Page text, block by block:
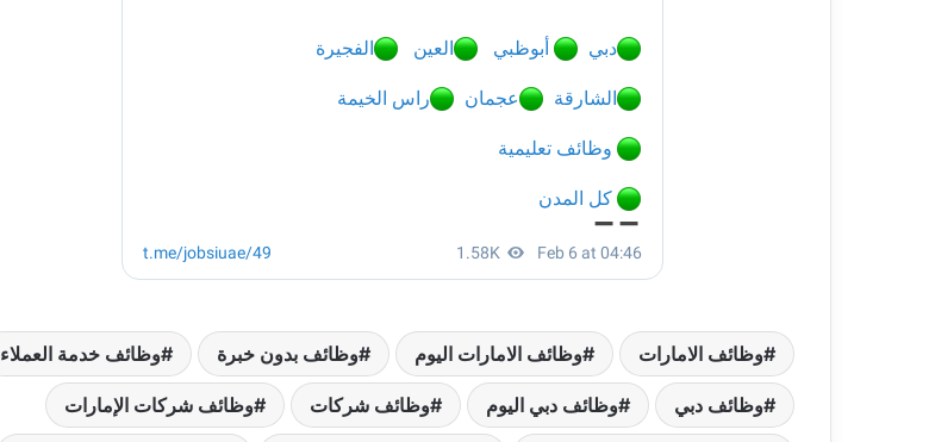
وظائف الامارات وظائف الامارات اليوم وظائف بدون خبرة وظائف خدمة العملاء
وظائف دبي وظائف دبي اليوم وظائف شركات وظائف شركات الإمارات